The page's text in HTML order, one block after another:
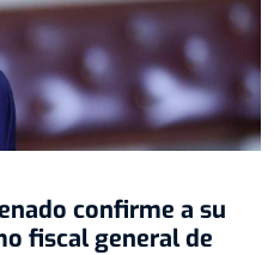
confirme a su
fiscal general de